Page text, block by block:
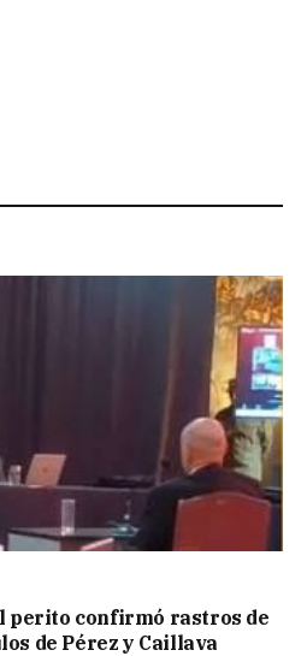
perito confirmó rastros de
de Pérez y Caillava